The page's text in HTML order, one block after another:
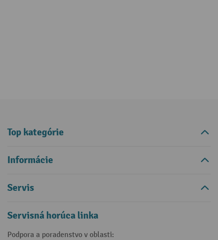
Top kategórie
Informácie
Servis
Servisná horúca linka
Podpora a poradenstvo v oblasti: